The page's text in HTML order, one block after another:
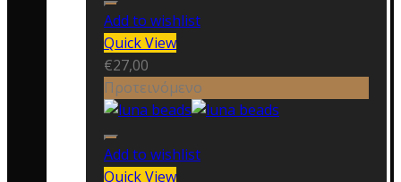
Add to wishlist
Quick View
€27,00
Προτεινόμενο
Add to wishlist
Quick View